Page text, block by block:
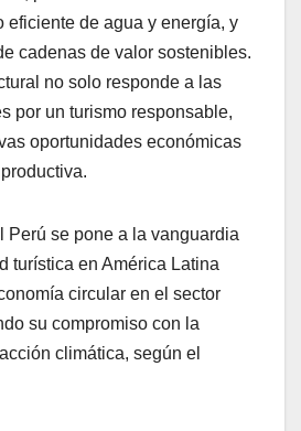
eficiente de agua y energía, y
cadenas de valor sostenibles.
no solo responde a las
por un turismo responsable,
oportunidades económicas
Perú se pone a la vanguardia
turística en América Latina
circular en el sector
su compromiso con la
climática, según el